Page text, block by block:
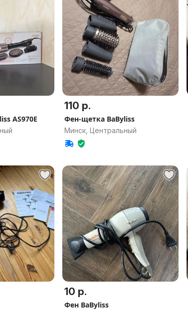
AS970E
110 р.
Фен-щетка BaByliss
Минск, Центральный
10 р.
Фен BaByliss